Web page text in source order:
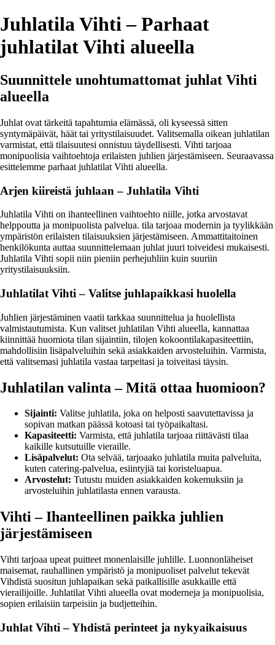
Juhlatila Vihti – Parhaat
juhlatilat Vihti alueella
Suunnittele unohtumattomat juhlat Vihti
alueella
Juhlat ovat tärkeitä tapahtumia elämässä, oli kyseessä sitten
syntymäpäivät, häät tai yritystilaisuudet. Valitsemalla oikean juhlatilan
varmistat, että tilaisuutesi onnistuu täydellisesti. Vihti tarjoaa
monipuolisia vaihtoehtoja erilaisten juhlien järjestämiseen. Seuraavassa
esittelemme parhaat juhlatilat Vihti alueella.
Arjen kiireistä juhlaan – Juhlatila Vihti
Juhlatila Vihti on ihanteellinen vaihtoehto niille, jotka arvostavat
helppoutta ja monipuolista palvelua. tila tarjoaa modernin ja tyylikkään
ympäristön erilaisten tilaisuuksien järjestämiseen. Ammattitaitoinen
henkilökunta auttaa suunnittelemaan juhlat juuri toiveidesi mukaisesti.
Juhlatila Vihti sopii niin pieniin perhejuhliin kuin suuriin
yritystilaisuuksiin.
Juhlatilat Vihti – Valitse juhlapaikkasi huolella
Juhlien järjestäminen vaatii tarkkaa suunnittelua ja huolellista
valmistautumista. Kun valitset juhlatilan Vihti alueella, kannattaa
kiinnittää huomiota tilan sijaintiin, tilojen kokoontilakapasiteettiin,
mahdollisiin lisäpalveluihin sekä asiakkaiden arvosteluihin. Varmista,
että valitsemasi juhlatila vastaa tarpeitasi ja toiveitasi täysin.
Juhlatilan valinta – Mitä ottaa huomioon?
Sijainti: Valitse juhlatila, joka on helposti saavutettavissa ja
sopivan matkan päässä kotoasi tai työpaikaltasi.
Kapasiteetti: Varmista, että juhlatila tarjoaa riittävästi tilaa
kaikille kutsutuille vieraille.
Lisäpalvelut: Ota selvää, tarjoaako juhlatila muita palveluita,
kuten catering-palvelua, esiintyjiä tai koristeluapua.
Arvostelut: Tutustu muiden asiakkaiden kokemuksiin ja
arvosteluihin juhlatilasta ennen varausta.
Vihti – Ihanteellinen paikka juhlien
järjestämiseen
Vihti tarjoaa upeat puitteet monenlaisille juhlille. Luonnonläheiset
maisemat, rauhallinen ympäristö ja monipuoliset palvelut tekevät
Vihdistä suositun juhlapaikan sekä paikallisille asukkaille että
vierailijoille. Juhlatilat Vihti alueella ovat moderneja ja monipuolisia,
sopien erilaisiin tarpeisiin ja budjetteihin.
Juhlat Vihti – Yhdistä perinteet ja nykyaikaisuus